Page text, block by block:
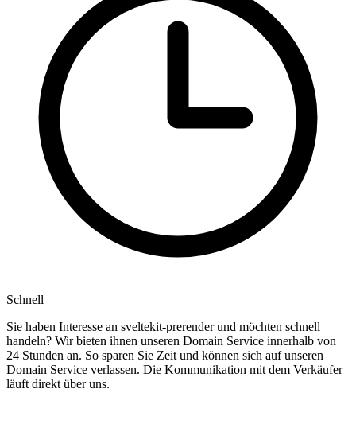
Schnell
Sie haben Interesse an sveltekit-prerender und möchten schnell
handeln? Wir bieten ihnen unseren Domain Service innerhalb von
24 Stunden an. So sparen Sie Zeit und können sich auf unseren
Domain Service verlassen. Die Kommunikation mit dem Verkäufer
läuft direkt über uns.